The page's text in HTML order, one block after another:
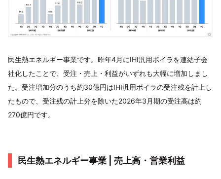
民生熱エネルギー事業です。昨年4月にIHI汎用ボイラを連結子会
社化したことで、受注・売上・利益がいずれも大幅に増加しまし
た。受注増加分のうち約30億円はIHI汎用ボイラの受注残を計上し
たもので、受注残の計上分を除いた2026年3月期の受注高は約
270億円です。
民生熱エネルギー事業 | 売上高・営業利益